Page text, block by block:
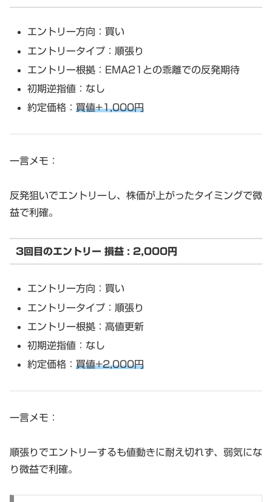
エントリー方向：買い
エントリータイプ：順張り
エントリー根拠：EMA21との乖離での反発期待
初期逆指値：なし
約定価格：買値+1,000円
一言メモ：
反発狙いでエントリーし、株価が上がったタイミングで微
益で利確。
3回目のエントリー 損益 : 2,000円
エントリー方向：買い
エントリータイプ：順張り
エントリー根拠：高値更新
初期逆指値：なし
約定価格：買値+2,000円
一言メモ：
順張りでエントリーするも値動きに耐え切れず、弱気にな
り微益で利確。